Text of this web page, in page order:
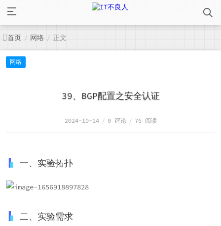
首页 / 网络 / 正文
网络
39、BGP配置之安全认证
2024-10-14 / 0 评论 / 76 阅读
一、实验拓扑
二、实验需求